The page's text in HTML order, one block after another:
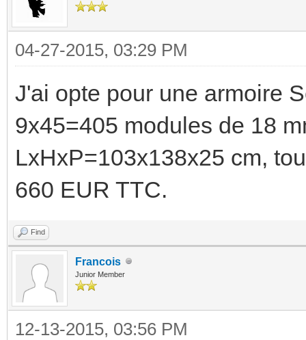
04-27-2015, 03:29 PM
J'ai opte pour une armoire
9x45=405 modules de 18
LxHxP=103x138x25 cm,
660 EUR TTC.
Find
Francois
Junior Member
12-13-2015, 03:56 PM